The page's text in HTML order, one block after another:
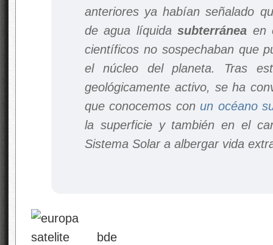
anteriores ya habían señalado
de agua líquidasubterránea en
científicos no sospechaban que
el núcleo del planeta. Tras
geológicamente activo, se ha
que conocemos con un océano
la superficie y también en el
Sistema Solar a albergar vida